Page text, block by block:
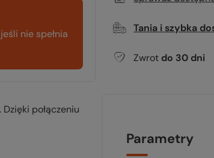
nie spełnia
Tania i szybka
Zwrot do 30 dni
połączeniu
Parametry